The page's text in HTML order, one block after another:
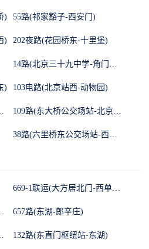
) 55路(祁家豁子-西安门)
) 202夜路(花园桥东-十里堡)
14路(北京三十九中学-角门南站)
) 103电路(北京站西-动物园)
十九中学) 109路(东大桥公交场站-北京西站南广场)
38路(六里桥东公交场站-西安门)
669-1联运(大方居北门-西单路口东)
村公交场站) 657路(东湖-郎辛庄)
园二十一号门) 132路(东直门枢纽站-东湖)